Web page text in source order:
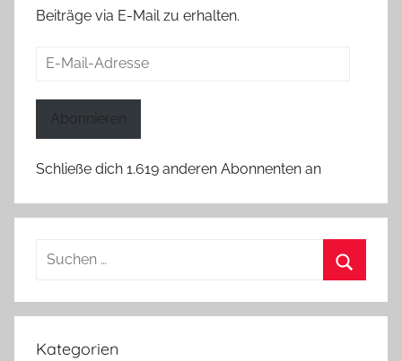
Beiträge via E-Mail zu erhalten.
E-
Abonnieren
Schließe dich 1.619 anderen Abonnenten an
Suchen
Kategorien